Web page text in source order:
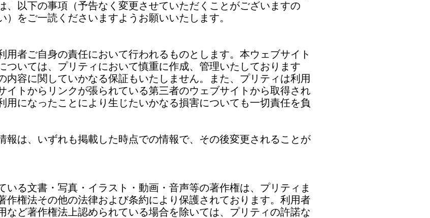
、以下の事項（予告なく変更させていただくことがございますの
）をご一読くださいますようお願いいたします。
用者ご自身の責任において行われるものとします。本ウェブサイト
ついては、プリティにおいて慎重に作成、管理いたしております
内容に関していかなる保証もいたしません。また、プリティは利用
イトからリンクが張られている第三者のウェブサイトから取得され
用になったことにより生じたいかなる損害についても一切責任を負
報は、いずれも掲載した時点での情報で、その後変更されることが
いる文書・写真・イラスト・動画・音声等の著作権は、プリティま
作権法その他の法律および条約により保護されております。利用者
など著作権法上認められている場合を除いては、プリティの許諾な